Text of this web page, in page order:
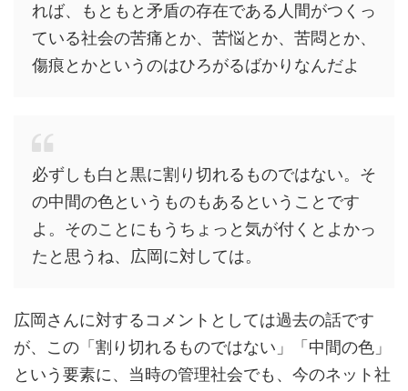
れば、もともと矛盾の存在である人間がつくっ
ている社会の苦痛とか、苦悩とか、苦悶とか、
傷痕とかというのはひろがるばかりなんだよ
必ずしも白と黒に割り切れるものではない。そ
の中間の色というものもあるということです
よ。そのことにもうちょっと気が付くとよかっ
たと思うね、広岡に対しては。
広岡さんに対するコメントとしては過去の話です
が、この「割り切れるものではない」「中間の色」
という要素に、当時の管理社会でも、今のネット社